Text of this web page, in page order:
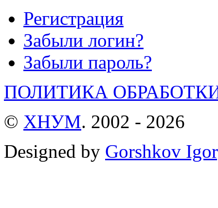
Регистрация
Забыли логин?
Забыли пароль?
ПОЛИТИКА
© ХНУМ. 2002 - 2026
Designed by Gorshkov Igor